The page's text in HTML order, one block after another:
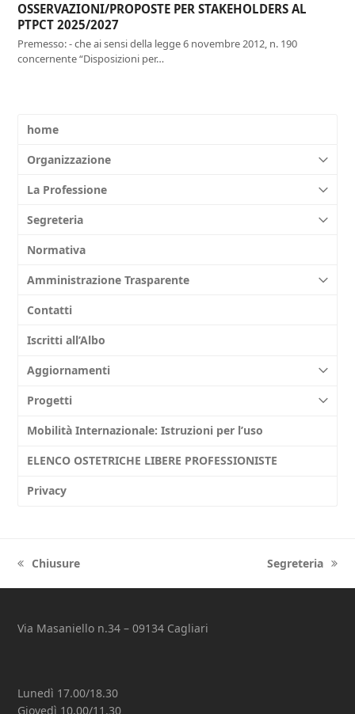
OSSERVAZIONI/PROPOSTE PER STAKEHOLDERS AL
PTPCT 2025/2027
Premesso: - che ai sensi della legge 6 novembre 2012, n. 190
concernente “Disposizioni per…
home
Organizzazione
La Professione
Segreteria
Normativa
Amministrazione Trasparente
Contatti
Iscritti all’Albo
Aggiornamenti
Progetti
Mobilità Internazionale: Istruzioni per l’uso
ELENCO OSTETRICHE LIBERE PROFESSIONISTE
Privacy
previous
post:
Chiusure
next
post:
Segreteria
Via Masaniello n.34 – 09134 Cagliari
Lunedì 17.00/18.30
Giovedì 10.00/11.30